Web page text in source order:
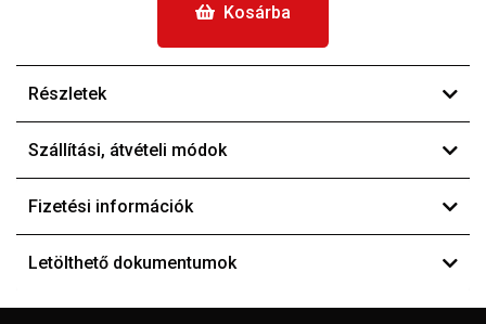
Kosárba
Részletek
Szállítási, átvételi módok
Fizetési információk
Letölthető dokumentumok